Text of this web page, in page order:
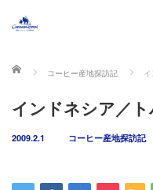
ホーム コーヒー産地探訪記
インドネシア／
2009.2.1 コーヒー産地探訪記